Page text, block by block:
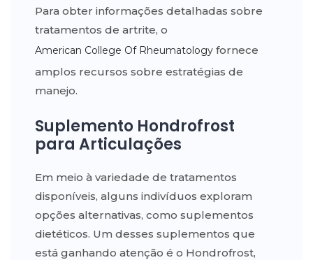
Para obter informações detalhadas sobre
tratamentos de artrite, o
American College Of Rheumatology fornece
amplos recursos sobre estratégias de
manejo.
Suplemento Hondrofrost
para Articulações
Em meio à variedade de tratamentos
disponíveis, alguns indivíduos exploram
opções alternativas, como suplementos
dietéticos. Um desses suplementos que
está ganhando atenção é o Hondrofrost,